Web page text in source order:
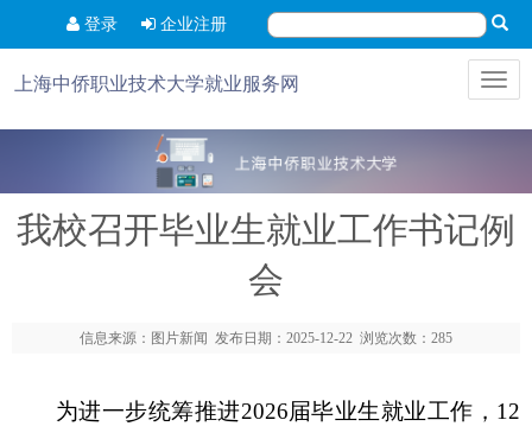
企业注册
登录
上海中侨职业技术大学就业服务网
我校召开毕业生就业工作书记例
会
信息来源：图片新闻 发布日期：2025-12-22 浏览次数：285
为进一步统筹推进2026届毕业生就业工作，12